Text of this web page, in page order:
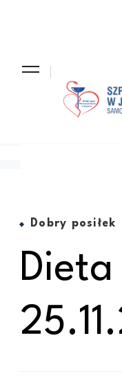
Dobry posiłek
Dieta